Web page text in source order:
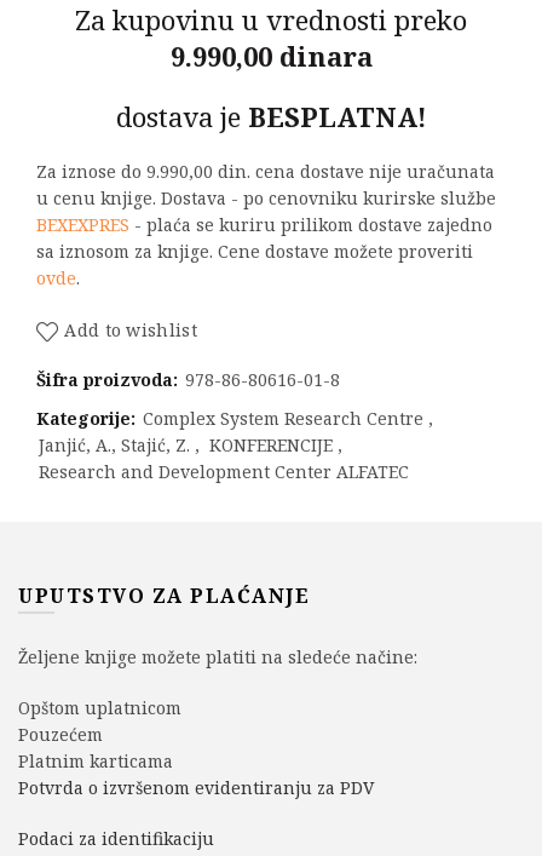
Za kupovinu u vrednosti preko
9.990,00 dinara
dostava je BESPLATNA!
Za iznose do 9.990,00 din. cena dostave nije uračunata
u cenu knjige. Dostava - po cenovniku kurirske službe
BEXEXPRES - plaća se kuriru prilikom dostave zajedno
sa iznosom za knjige. Cene dostave možete proveriti
ovde.
Add to wishlist
Šifra proizvoda: 978-86-80616-01-8
Kategorije: Complex System Research Centre ,
Janjić, A., Stajić, Z. , KONFERENCIJE ,
Research and Development Center ALFATEC
UPUTSTVO ZA PLAĆANJE
Željene knjige možete platiti na sledeće načine:
Opštom uplatnicom
Pouzećem
Platnim karticama
Potvrda o izvršenom evidentiranju za PDV
Podaci za identifikaciju